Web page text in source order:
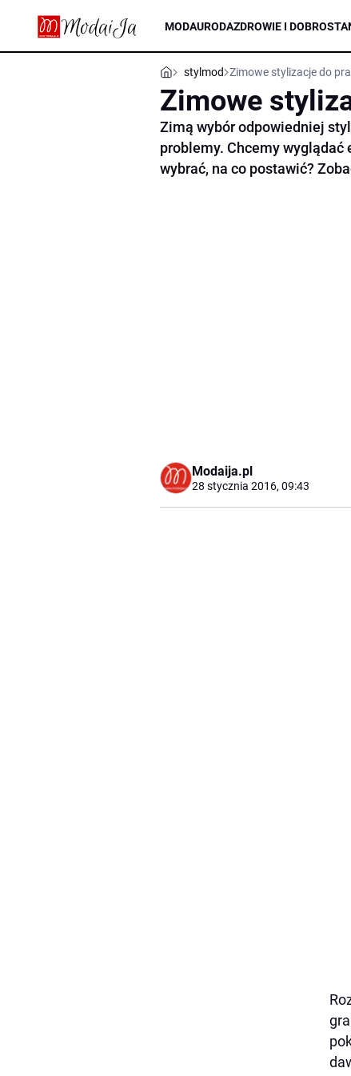
MODAURODAZDROWIE I
stylmod Zimowe stylizacje do
Zimowe
Zimą wybór odpowiedniej
problemy. Chcemy wyglądać
wybrać, na co postawić?
Modaija.pl
28 stycznia 2016, 09:43